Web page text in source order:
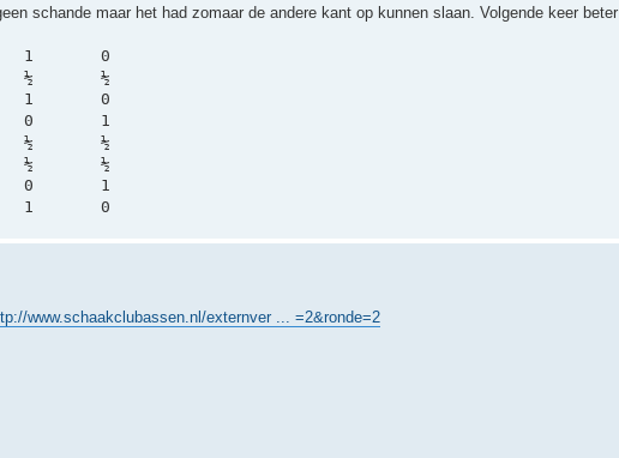
schande maar het had zomaar de andere kant op kunnen slaan. Volgende keer beter
1.	Albert Hebels	2071	Sybrand Houtsma	1788	1	0
2.	Rob Popken	1876	Wout Knol	1801	½	½
3.	Henk van Dijk	1880	Maarten Hoolsem	1734	1	0
4.	Henk Seijen	1805	Rieks Taal	1726	0	1
5.	Jeroen Groot	1762	Gerard Voorinth	1690	½	½
6.	Poppe Dijkhuis	1748	Ben van Os	1675	½	½
7.	Bram Kruisinga	1763	Jan Boer	1606	0	1
8.	Jan Colly	1722	Gertjan Haan	1570	1	0
www.schaakclubassen.nl/externver ... =2&ronde=2